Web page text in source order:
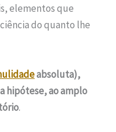
elementos que
do quanto lhe
absoluta),
hipótese,ao amplo
.